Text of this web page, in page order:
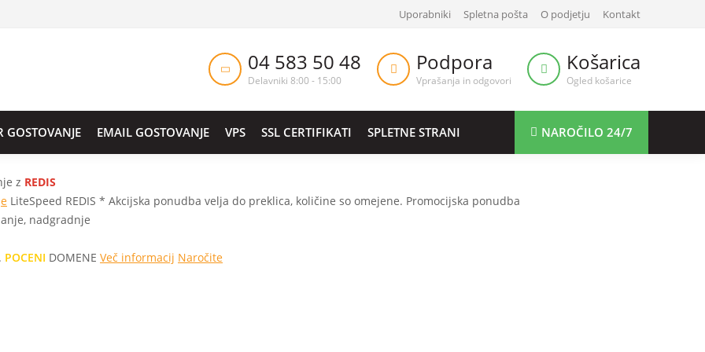
Uporabniki Spletna pošta O podjetju Kontakt
04 583 50 48
Delavniki 8:00 - 15:00
Podpora
Vprašanja in odgovori
Košarica
Ogled košarice
GOSTOVANJE EMAIL GOSTOVANJE VPS SSL CERTIFIKATI SPLETNE STRANI NAROČILO 24/7
z REDIS
LiteSpeed REDIS * Akcijska ponudba velja do preklica, količine so omejene. Promocijska ponudba
nadgradnje
POCENI DOMENE Več informacij Naročite